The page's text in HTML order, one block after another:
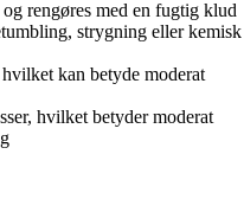
rengøres med en fugtig klud
strygning eller kemisk
kan betyde moderat
hvilket betyder moderat